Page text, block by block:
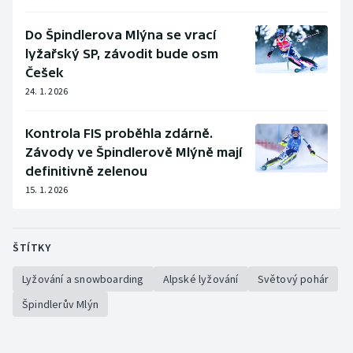
Do Špindlerova Mlýna se vrací
lyžařský SP, závodit bude osm
Češek
24. 1. 2026
Kontrola FIS proběhla zdárně.
Závody ve Špindlerově Mlýně mají
definitivně zelenou
15. 1. 2026
ŠTÍTKY
Lyžování a snowboarding Alpské lyžování
Světový pohár
Špindlerův Mlýn